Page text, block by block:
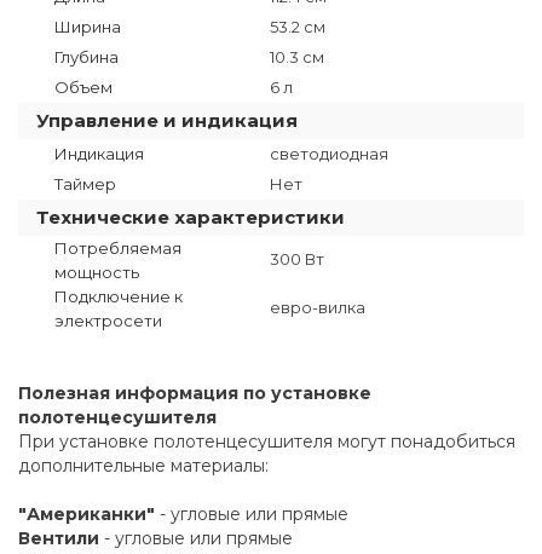
Ширина
53.2 см
Глубина
10.3 см
Объем
6 л
Управление и индикация
Индикация
светодиодная
Таймер
Нет
Технические характеристики
Потребляемая
мощность
300 Вт
Подключение к
электросети
евро-вилка
Полезная информация по установке
полотенцесушителя
При установке полотенцесушителя могут понадобиться
дополнительные материалы:
"Американки" - угловые или прямые
Вентили - угловые или прямые